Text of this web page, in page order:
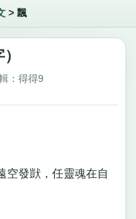
> 飄
：得得9
發獃，任靈魂在自